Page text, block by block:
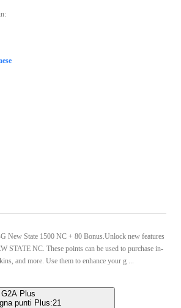
:
New State 1500 NC + 80 Bonus.Unlock new features
STATE NC. These points can be used to purchase in-
and more. Use them to enhance your g ...
G2A Plus
punti Plus:21